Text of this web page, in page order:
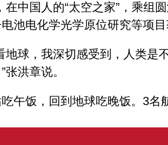
在中国人的“太空之家”，乘组
电池电化学光学原位研究等项
球，我深切感受到，人类是
张洪章说。
饭，回到地球吃晚饭。3名